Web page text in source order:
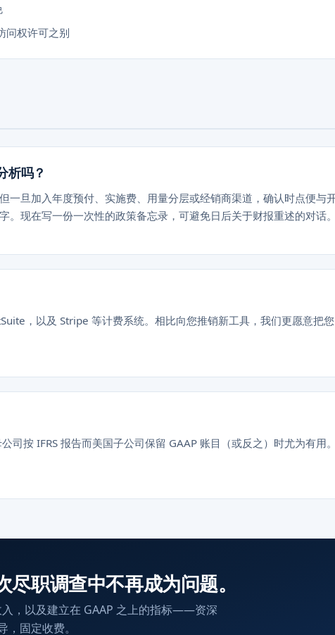
问权许可之别
析吗？
一旦加入年度预付、实施费、用量分层或经销商渠道，确认时点便与
现在写一份一次性的政策备忘录，可避免日后关于财报重述的对话
，以及 Stripe 等计费系统。相比向您推销新工具，我们更愿意把您
按 IFRS 报告而美国子公司保留 GAAP 账目（或反之）时尤为有用
职调查中不再成为问题。
入，以及建立在 GAAP 之上的指标——资深
，固定收费。